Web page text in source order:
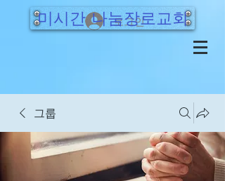
로그인
미시간 나눔장로교회
그룹